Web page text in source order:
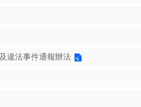
違法事件通報辦法